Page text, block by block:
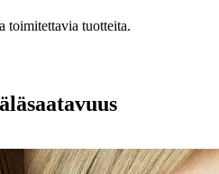
toimitettavia tuotteita.